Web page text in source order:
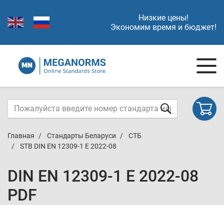
Низкие цены!
Экономим время и бюджет!
Главная Стандарты Беларуси
СТБ
STB DIN EN 12309-1 E 2022-08
DIN EN 12309-1 E 2022-08
PDF